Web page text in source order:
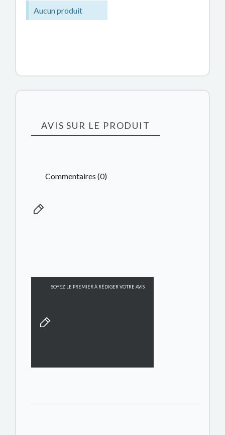
Aucun produit
AVIS SUR LE PRODUIT
Commentaires (0)
SOYEZ LE PREMIER À RÉDIGER VOTRE AVIS